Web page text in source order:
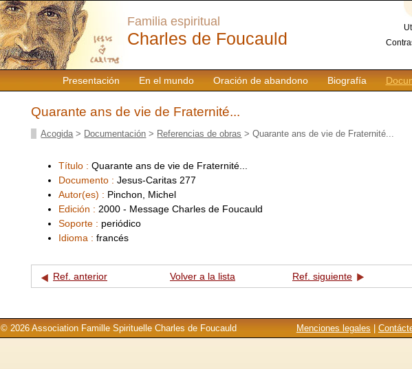
Presentación En el mundo Oración de abandono Biografía
Familia espiritual
Charles de Foucauld
Quarante ans de vie de Fraternité...
Acogida > Documentación > Referencias de obras > Quarante ans de vie de Fraternité...
Título : Quarante ans de vie de Fraternité...
Documento : Jesus-Caritas 277
Autor(es) : Pinchon, Michel
Edición : 2000 - Message Charles de Foucauld
Soporte : periódico
Idioma : francés
Ref. anterior Volver a la lista Ref. siguiente
Menciones legales
© 2026 Association Famille Spirituelle Charles de Foucauld